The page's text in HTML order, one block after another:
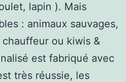
lapin ). Mais
: animaux sauvages,
ou kiwis &
est fabriqué avec
très réussie, les